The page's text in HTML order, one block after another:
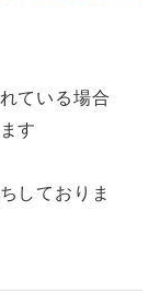
ている場合
す
しておりま